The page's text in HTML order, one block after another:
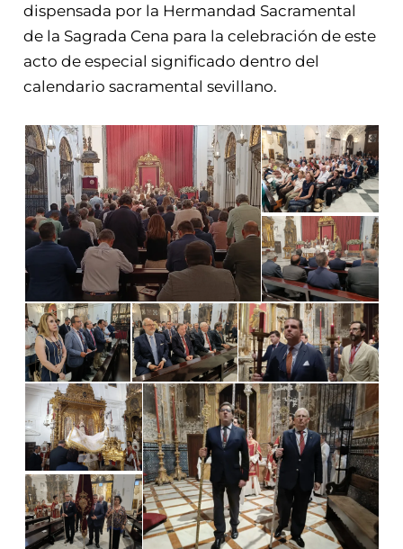
dispensada por la Hermandad Sacramental
de la Sagrada Cena para la celebración de este
acto de especial significado dentro del
calendario sacramental sevillano.